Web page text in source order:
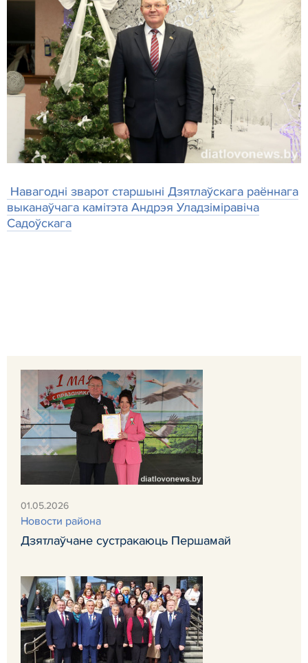
Навагодні зварот старшыні Дзятлаўскага раённага
выканаўчага камітэта Андрэя Уладзіміравіча
Садоўскага
01.05.2026
Новости района
Дзятлаўчане сустракаюць Першамай